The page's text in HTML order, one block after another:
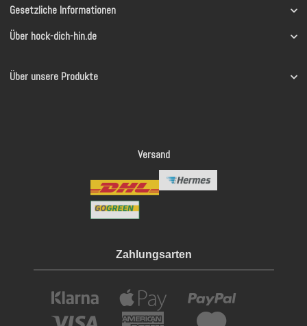
Gesetzliche Informationen
Über hock-dich-hin.de
Über unsere Produkte
Versand
Zahlungsarten